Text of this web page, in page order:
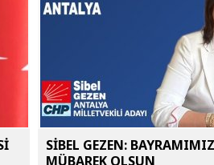
SİBEL GEZEN: BAYRAMIMIZ
MÜBAREK OLSUN